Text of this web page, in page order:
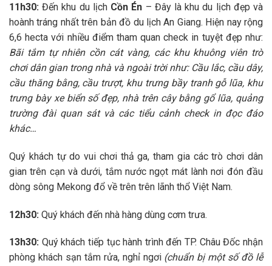
11h30:Đến khu du lịchCồn Én – Đây là khu du lịch đẹp và
hoành tráng nhất trên bản đồ du lịch An Giang. Hiện nay rộng
6,6 hecta với nhiều điểm tham quan check in tuyệt đẹp như:
Bãi tắm tự nhiên cồn cát vàng, các khu khuông viên trò
chơi dân gian trong nhà và ngoài trời như: Cầu lắc, cầu dây,
cầu thăng bằng, cầu trượt, khu trưng bầy tranh gỗ lũa, khu
trưng bày xe biển số đẹp, nhà trên cây bằng gổ lũa, quảng
trường đài quan sát và các tiểu cảnh check in đọc đáo
khác…
Quý khách tự do vui chơi thả ga, tham gia các trò chơi dân
gian trên cạn và dưới, tắm nước ngọt mát lành nơi đón đầu
dòng sông Mekong đổ về trên trên lãnh thổ Việt Nam.
12h30: Quý khách đến nhà hàng dùng cơm trưa.
13h30: Quý khách tiếp tục hành trình đếnTP. Châu Đốcnhận
phòng khách sạn tắm rửa, nghỉ ngơi (chuẩn bị một số đồ lễ